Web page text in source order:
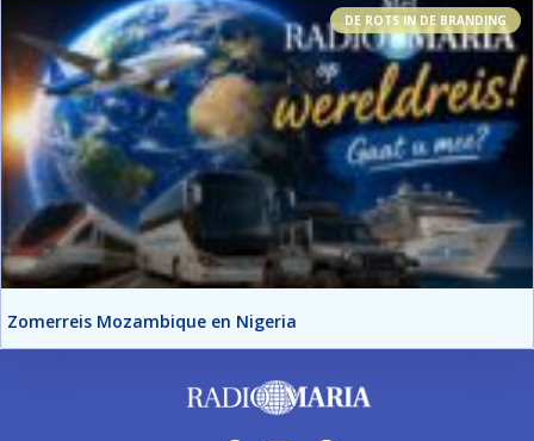
DE ROTS IN DE BRANDING
Zomerreis Mozambique en Nigeria